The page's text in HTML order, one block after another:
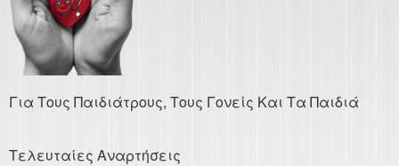
Για Τους Παιδιάτρους, Τους Γονείς Και Τα Παιδιά
Τελευταίες Αναρτήσεις